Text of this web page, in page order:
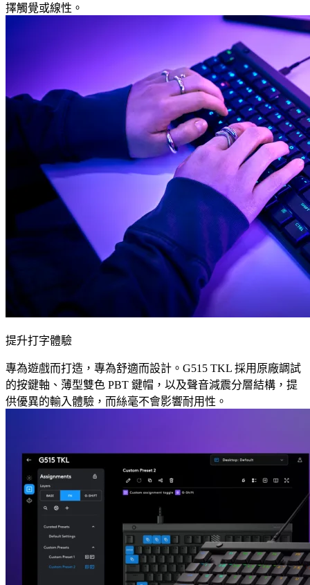
擇觸覺或線性。
提升打字體驗
專為遊戲而打造，專為舒適而設計。G515 TKL 採用原廠調試
的按鍵軸、薄型雙色 PBT 鍵帽，以及聲音減震分層結構，提
供優異的輸入體驗，而絲毫不會影響耐用性。